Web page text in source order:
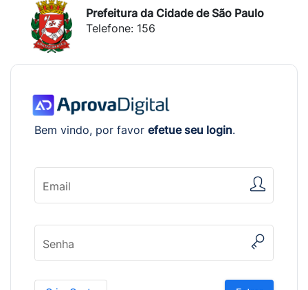
Prefeitura da Cidade de São Paulo
Telefone: 156
Bem vindo, por favor efetue seu login.
Email
Senha